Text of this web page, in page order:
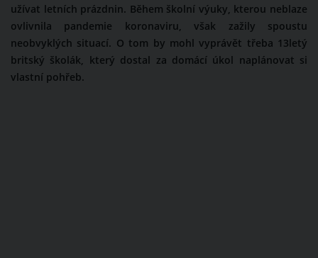
užívat letních prázdnin. Během školní výuky, kterou neblaze
ovlivnila pandemie koronaviru, však zažily spoustu
neobvyklých situací. O tom by mohl vyprávět třeba 13letý
britský školák, který dostal za domácí úkol naplánovat si
vlastní pohřeb.